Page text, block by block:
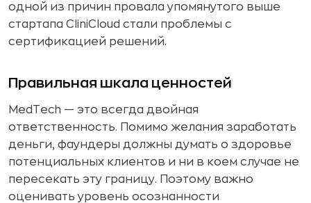
одной из причин провала упомянутого выше
стартапа CliniCloud стали проблемы с
сертификацией решений.
Правильная шкала ценностей
MedTech — это всегда двойная
ответственность. Помимо желания заработать
деньги, фаундеры должны думать о здоровье
потенциальных клиентов и ни в коем случае не
пересекать эту границу. Поэтому важно
оценивать уровень осознанности